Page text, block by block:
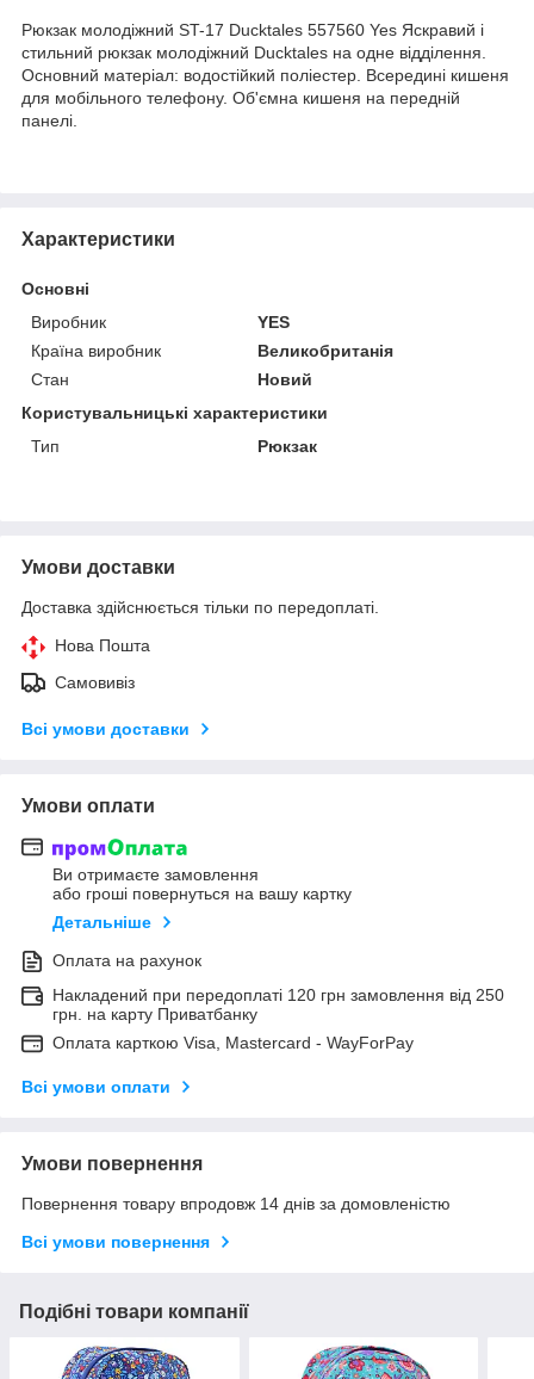
Рюкзак молодіжний ST-17 Ducktales 557560 Yes Яскравий і
стильний рюкзак молодіжний Ducktales на одне відділення.
Основний матеріал: водостійкий поліестер. Всередині кишеня
для мобільного телефону. Об'ємна кишеня на передній
панелі.
Характеристики
Основні
Виробник
YES
Країна виробник
Великобританія
Стан
Новий
Користувальницькі характеристики
Тип
Рюкзак
Умови доставки
Доставка здійснюється тільки по передоплаті.
Нова Пошта
Самовивіз
Всі умови доставки
Умови оплати
Ви отримаєте замовлення
або гроші повернуться на вашу картку
Детальніше
Оплата на рахунок
Накладений при передоплаті 120 грн замовлення від 250
грн. на карту Приватбанку
Оплата карткою Visa, Mastercard - WayForPay
Всі умови оплати
Умови повернення
Повернення товару впродовж 14 днів за домовленістю
Всі умови повернення
Подібні товари компанії